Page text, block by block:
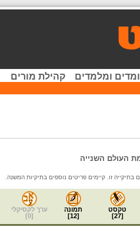
ומלמדים קהילת מורים
העולם השנייה
טקסט
[
27
]
תמונה
[
12
]
ערך לקסיקלי
[
0
]